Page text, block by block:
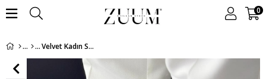
0
Velvet Kadın Sneakers - Bej